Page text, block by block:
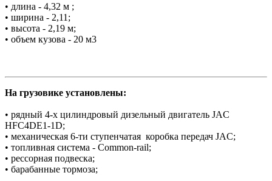
• длина - 4,32 м ;
• ширина - 2,11;
• высота - 2,19 м;
• объем кузова - 20 м3
На грузовике установлены:
• рядный 4-х цилиндровый дизельный двигатель JAC
HFC4DE1-1D;
• механическая 6-ти ступенчатая коробка передач JAC;
• топливная система - Common-rail;
• рессорная подвеска;
• барабанные тормоза;